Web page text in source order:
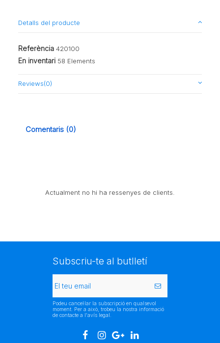
Detalls del producte
Referència 420100
En inventari 58 Elements
Reviews(0)
Comentaris (0)
Actualment no hi ha ressenyes de clients.
Subscriu-te al butlletí
Podeu cancel·lar la subscripció en qualsevol
moment. Per a això, trobeu la nostra informació
de contacte a l'avís legal.